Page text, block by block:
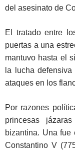
del asesinato de
El tratado entre
puertas a una
mantuvo hasta el
la lucha
ataques en los
Por razones
princesas
bizantina. Una
Constantino V